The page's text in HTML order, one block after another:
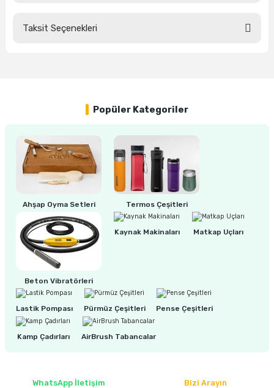
Makinası
Taksit Seçenekleri
Popüler Kategoriler
Ahşap Oyma Setleri Termos Çeşitleri
Beton Vibratörleri
Kaynak Makinaları Matkap Uçları
Lastik Pompası Pürmüz Çeşitleri Pense Çeşitleri
Kamp Çadırları AirBrush Tabancalar
WhatsApp İletişim Bizi Arayın